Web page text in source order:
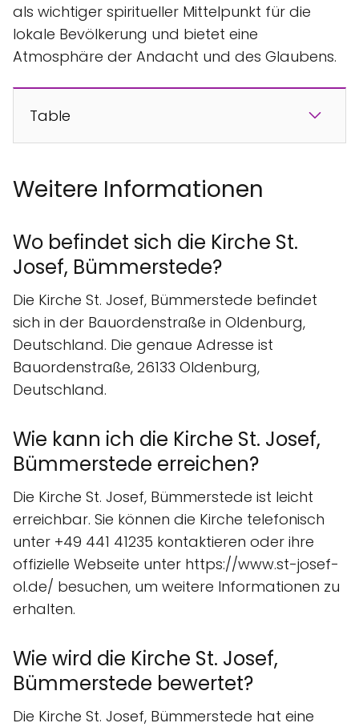
als wichtiger spiritueller Mittelpunkt für die
lokale Bevölkerung und bietet eine
Atmosphäre der Andacht und des Glaubens.
Table
Weitere Informationen
Wo befindet sich die Kirche St.
Josef, Bümmerstede?
Die Kirche St. Josef, Bümmerstede befindet
sich in der Bauordenstraße in Oldenburg,
Deutschland. Die genaue Adresse ist
Bauordenstraße, 26133 Oldenburg,
Deutschland.
Wie kann ich die Kirche St. Josef,
Bümmerstede erreichen?
Die Kirche St. Josef, Bümmerstede ist leicht
erreichbar. Sie können die Kirche telefonisch
unter +49 441 41235 kontaktieren oder ihre
offizielle Webseite unter https://www.st-josef-
ol.de/ besuchen, um weitere Informationen zu
erhalten.
Wie wird die Kirche St. Josef,
Bümmerstede bewertet?
Die Kirche St. Josef, Bümmerstede hat eine